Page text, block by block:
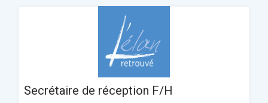
Secrétaire de réception F/H